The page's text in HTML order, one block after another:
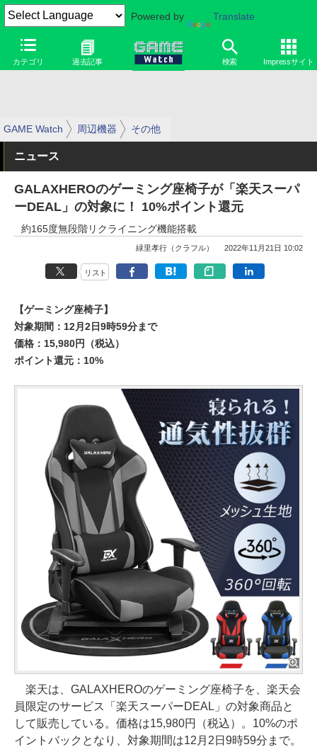
Powered by Translate
カテゴリ 過去記事 検索 Impressサイト
GAME Watch 周辺機器 その他
ニュース
GALAXHEROのゲーミング座椅子が「楽天スーパ
ーDEAL」の対象に！ 10%ポイント還元
約165度無段階リクライニング機能搭載
緑里孝行（クラフル） 2022年11月21日 10:02
リスト
【ゲーミング座椅子】
対象期間：12月2日9時59分まで
価格：15,980円（税込）
ポイント還元：10%
楽天は、GALAXHEROのゲーミング座椅子を、楽天会
員限定のサービス「楽天スーパーDEAL」の対象商品と
して販売している。価格は15,980円（税込）。10%のポ
イントバックとなり、対象期間は12月2日9時59分まで。